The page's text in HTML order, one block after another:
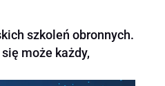
szkoleń obronnych.
może każdy,